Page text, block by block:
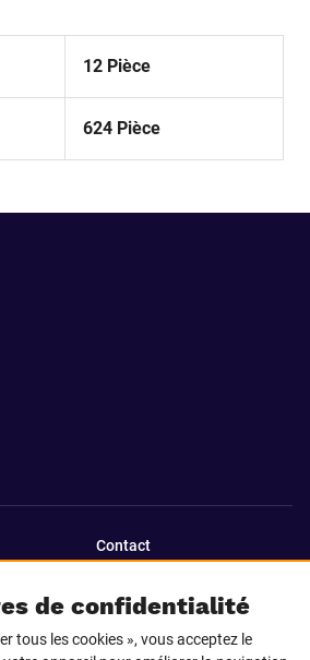
12 Pièce
624 Pièce
de confidentialité
tous les cookies », vous acceptez le
Contact